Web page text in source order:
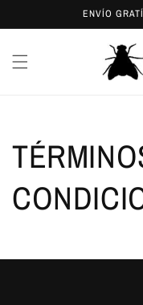
directamente
al contenido
ENVÍO